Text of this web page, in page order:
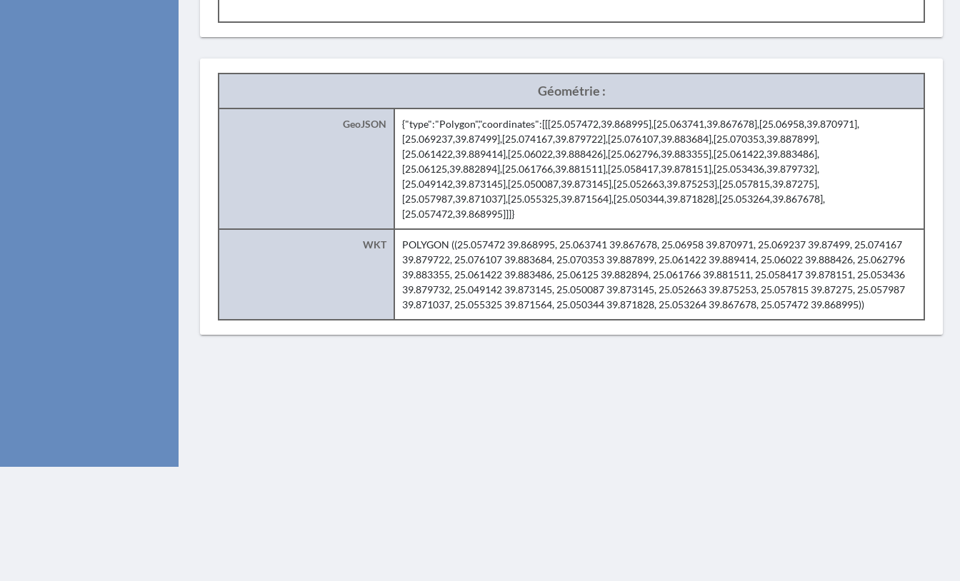
Géométrie :
GeoJSON
{"type":"Polygon","coordinates":[[[25.057472,39.868995],[25.063741,39.867678],[25.06958,39.870971],
[25.069237,39.87499],[25.074167,39.879722],[25.076107,39.883684],[25.070353,39.887899],
[25.061422,39.889414],[25.06022,39.888426],[25.062796,39.883355],[25.061422,39.883486],
[25.06125,39.882894],[25.061766,39.881511],[25.058417,39.878151],[25.053436,39.879732],
[25.049142,39.873145],[25.050087,39.873145],[25.052663,39.875253],[25.057815,39.87275],
[25.057987,39.871037],[25.055325,39.871564],[25.050344,39.871828],[25.053264,39.867678],
[25.057472,39.868995]]]}
WKT
POLYGON ((25.057472 39.868995, 25.063741 39.867678, 25.06958 39.870971, 25.069237 39.87499, 25.074167
39.879722, 25.076107 39.883684, 25.070353 39.887899, 25.061422 39.889414, 25.06022 39.888426, 25.062796
39.883355, 25.061422 39.883486, 25.06125 39.882894, 25.061766 39.881511, 25.058417 39.878151, 25.053436
39.879732, 25.049142 39.873145, 25.050087 39.873145, 25.052663 39.875253, 25.057815 39.87275, 25.057987
39.871037, 25.055325 39.871564, 25.050344 39.871828, 25.053264 39.867678, 25.057472 39.868995))